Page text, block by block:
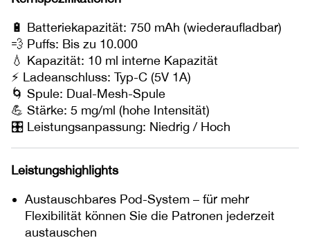
🔋 Batteriekapazität: 750 mAh (wiederaufladbar)
💨 Puffs: Bis zu 10.000
💧 Kapazität: 10 ml interne Kapazität
⚡ Ladeanschluss: Typ-C (5V 1A)
🌀 Spule: Dual-Mesh-Spule
💪 Stärke: 5 mg/ml (hohe Intensität)
🎛 Leistungsanpassung: Niedrig / Hoch
Leistungshighlights
Austauschbares Pod-System – für mehr
Flexibilität können Sie die Patronen jederzeit
austauschen